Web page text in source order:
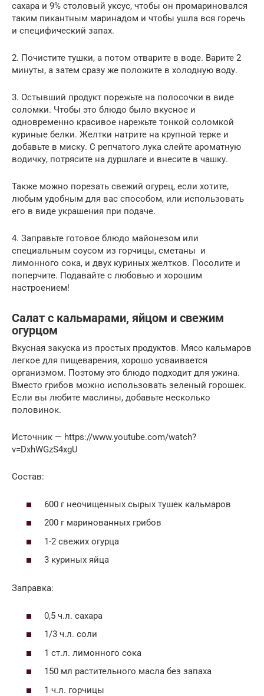
сахара и 9% столовый уксус, чтобы он промариновался
таким пикантным маринадом и чтобы ушла вся горечь
и специфический запах.
2. Почистите тушки, а потом отварите в воде. Варите 2
минуты, а затем сразу же положите в холодную воду.
3. Остывший продукт порежьте на полосочки в виде
соломки. Чтобы это блюдо было вкусное и
одновременно красивое нарежьте тонкой соломкой
куриные белки. Желтки натрите на крупной терке и
добавьте в миску. С репчатого лука слейте ароматную
водичку, потрясите на дуршлаге и внесите в чашку.
Также можно порезать свежий огурец, если хотите,
любым удобным для вас способом, или использовать
его в виде украшения при подаче.
4. Заправьте готовое блюдо майонезом или
специальным соусом из горчицы, сметаны и
лимонного сока, и двух куриных желтков. Посолите и
поперчите. Подавайте с любовью и хорошим
настроением!
Салат с кальмарами, яйцом и свежим
огурцом
Вкусная закуска из простых продуктов. Мясо кальмаров
легкое для пищеварения, хорошо усваивается
организмом. Поэтому это блюдо подходит для ужина.
Вместо грибов можно использовать зеленый горошек.
Если вы любите маслины, добавьте несколько
половинок.
Источник — https://www.youtube.com/watch?
v=DxhWGzS4xgU
Состав:
600 г неочищенных сырых тушек кальмаров
200 г маринованных грибов
1-2 свежих огурца
3 куриных яйца
Заправка:
0,5 ч.л. сахара
1/3 ч.л. соли
1 ст.л. лимонного сока
150 мл растительного масла без запаха
1 ч.л. горчицы